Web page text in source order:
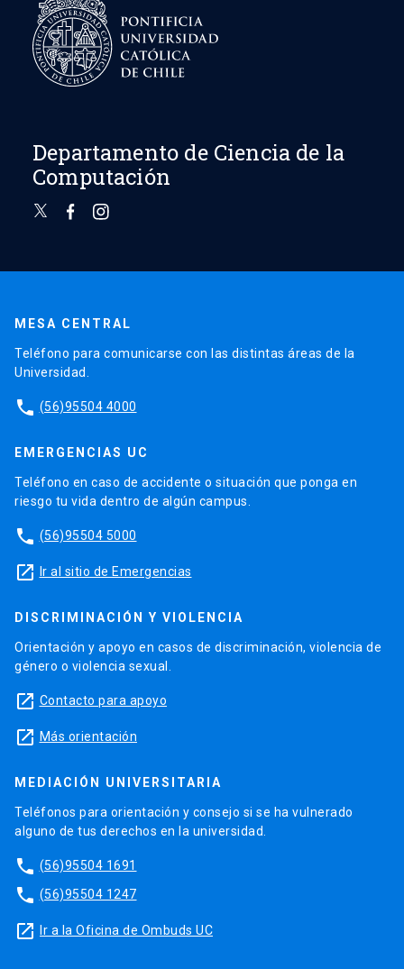
Departamento de Ciencia de la
Computación
MESA CENTRAL
Teléfono para comunicarse con las distintas áreas de la
Universidad.
phone (56)95504 4000
EMERGENCIAS UC
Teléfono en caso de accidente o situación que ponga en
riesgo tu vida dentro de algún campus.
phone (56)95504 5000
launch Ir al sitio de Emergencias
DISCRIMINACIÓN Y VIOLENCIA
Orientación y apoyo en casos de discriminación, violencia de
género o violencia sexual.
launch Contacto para apoyo
launch Más orientación
MEDIACIÓN UNIVERSITARIA
Teléfonos para orientación y consejo si se ha vulnerado
alguno de tus derechos en la universidad.
phone (56)95504 1691
phone (56)95504 1247
launch Ir a la Oficina de Ombuds UC